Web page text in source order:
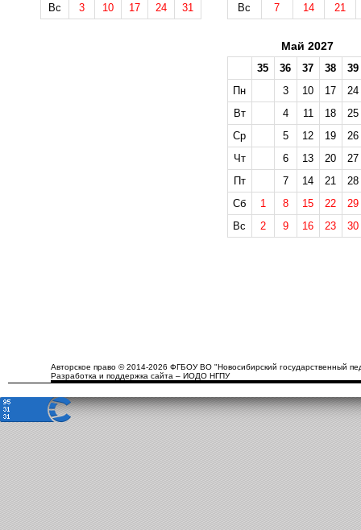
Вс
3 10 17 24 31
Вс
7 14 21
Май 2027
35 36 37 38
39
Пн
3 10 17
24
Вт
4 11 18
25
Ср
5 12 19
26
Чт
6 13 20
27
Пт
7 14 21
28
Сб
1 8 15 22
29
Вс
2 9 16 23 30
Авторское право © 2014-2026 ФГБОУ ВО "Новосибирский государственный
Разработка и поддержка сайта – ИОДО НГПУ